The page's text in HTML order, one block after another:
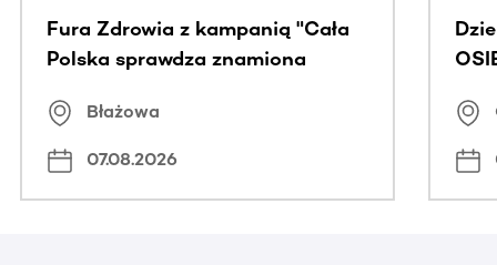
Fura Zdrowia z kampanią "Cała
Polska sprawdza znamiona
Błażowa
07.08.2026